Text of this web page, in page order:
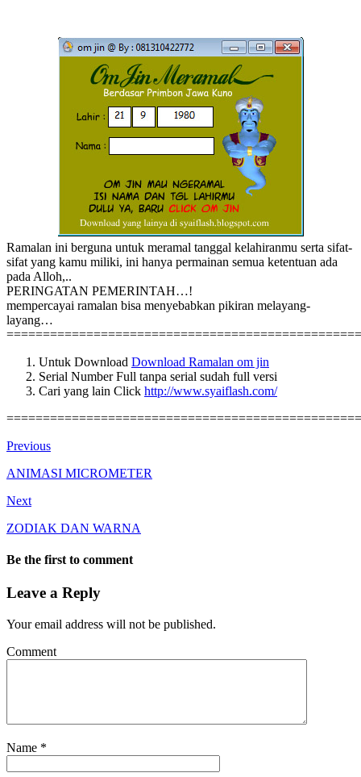
Ramalan ini berguna untuk meramal tanggal kelahiranmu serta sifat-
sifat yang kamu miliki, ini hanya permainan semua ketentuan ada
pada Alloh,..
PERINGATAN PEMERINTAH…!
mempercayai ramalan bisa menyebabkan pikiran melayang-
layang…
Untuk Download Download Ramalan om jin
Serial Number Full tanpa serial sudah full versi
Cari yang lain Click http://www.syaiflash.com/
Previous
ANIMASI MICROMETER
Next
ZODIAK DAN WARNA
Be the first to comment
Leave a Reply
Your email address will not be published.
Comment
Name *